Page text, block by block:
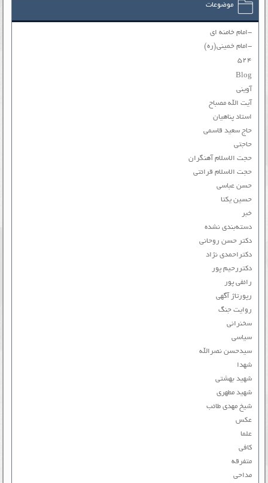
موضوعات
-امام خامنه ای
-امام خمینی(ره)
۵۲۴
Blog
آوینی
آیت الله مصباح
استاد پناهیان
حاج سعید قاسمی
حاجتی
حجت الاسلام آهنگران
حجت الاسلام قرائتی
حسن عباسی
حسین یکتا
خبر
دسته‌بندی نشده
دکتر حسن روحانی
دکتراحمدی نژاد
دکتررحیم پور
رائفی پور
رپورتاژ آگهی
روایت جنگ
سخنرانی
سیاسی
سیدحسن نصرالله
شهدا
شهید بهشتی
شهید مطهری
شیخ مهدی طائب
عکس
علما
کافی
متفرقه
مداحی